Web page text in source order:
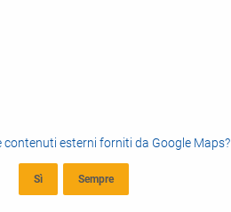
contenuti esterni forniti da Google Maps?
Sì Sempre